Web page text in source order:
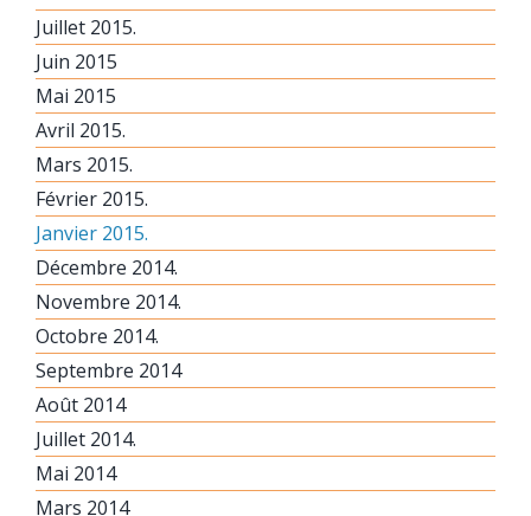
Juillet 2015.
Juin 2015
Mai 2015
Avril 2015.
Mars 2015.
Février 2015.
Janvier 2015.
Décembre 2014.
Novembre 2014.
Octobre 2014.
Septembre 2014
Août 2014
Juillet 2014.
Mai 2014
Mars 2014